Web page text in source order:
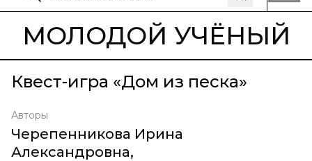
МОЛОДОЙ УЧЁНЫЙ
Квест-игра «Дом из песка»
Авторы
Черепенникова Ирина
Александровна,